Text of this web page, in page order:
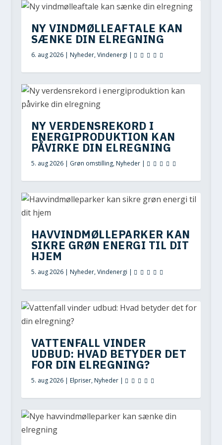
NY VINDMØLLEAFTALE KAN
SÆNKE DIN ELREGNING
6. aug 2026| Nyheder,Vindenergi |
NY VERDENSREKORD I
ENERGIPRODUKTION KAN
PÅVIRKE DIN ELREGNING
5. aug 2026| Grøn omstilling,Nyheder|
HAVVINDMØLLEPARKER KAN
SIKRE GRØN ENERGI TIL DIT
HJEM
5. aug 2026| Nyheder,Vindenergi |
VATTENFALL VINDER
UDBUD: HVAD BETYDER DET
FOR DIN ELREGNING?
5. aug 2026| Elpriser,Nyheder|